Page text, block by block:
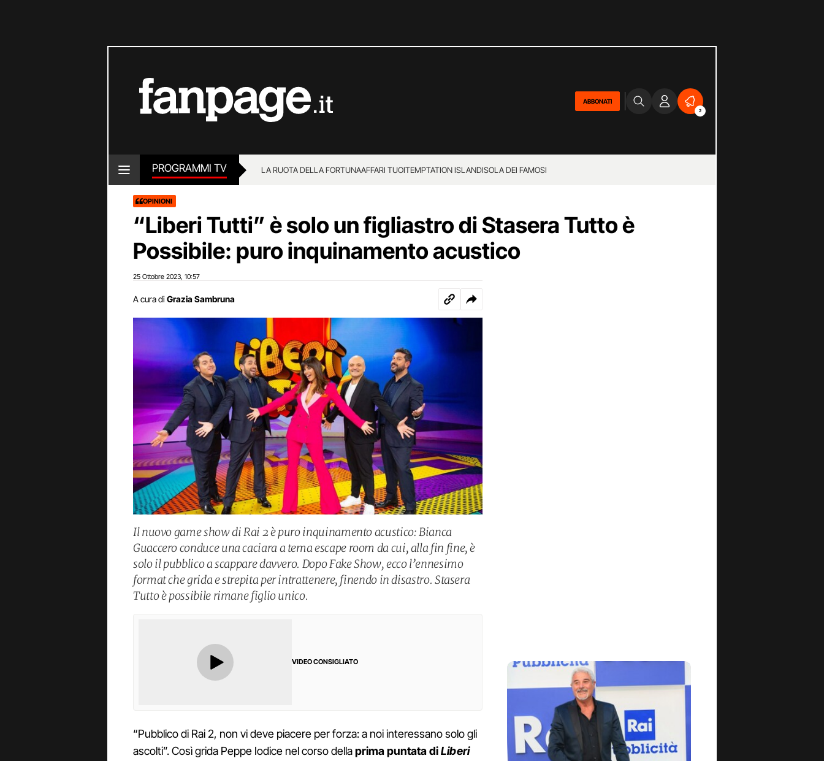
ABBONATI
2
PROGRAMMI TV LA RUOTA DELLA FORTUNAAFFARI TUOITEMPTATION ISLANDISOLA DEI FAMOSI
OPINIONI
“Liberi Tutti” è solo un figliastro di Stasera Tutto è
Possibile: puro inquinamento acustico
25 Ottobre 2023 10:57
A cura di Grazia Sambruna
Il nuovo game show di Rai 2 è puro inquinamento acustico: Bianca
Guaccero conduce una caciara a tema escape room da cui, alla fin fine, è
solo il pubblico a scappare davvero. Dopo Fake Show, ecco l’ennesimo
format che grida e strepita per intrattenere, finendo in disastro. Stasera
Tutto è possibile rimane figlio unico.
VIDEO CONSIGLIATO
“Pubblico di Rai 2, non vi deve piacere per forza: a noi interessano solo gli
ascolti”. Così grida Peppe Iodice nel corso dellaprima puntata diLiberi